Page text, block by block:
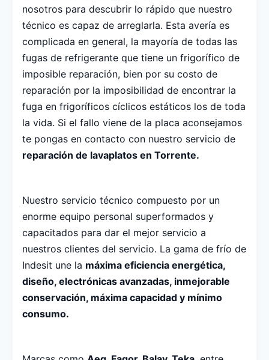
nosotros para descubrir lo rápido que nuestro
técnico es capaz de arreglarla. Esta avería es
complicada en general, la mayoría de todas las
fugas de refrigerante que tiene un frigorífico de
imposible reparación, bien por su costo de
reparación por la imposibilidad de encontrar la
fuga en frigoríficos cíclicos estáticos los de toda
la vida. Si el fallo viene de la placa aconsejamos
te pongas en contacto con nuestro servicio de
reparación de lavaplatos en Torrente.
Nuestro servicio técnico compuesto por un
enorme equipo personal superformados y
capacitados para dar el mejor servicio a
nuestros clientes del servicio. La gama de frío de
Indesit une la máxima eficiencia energética,
diseño, electrónicas avanzadas, inmejorable
conservación, máxima capacidad y mínimo
consumo.